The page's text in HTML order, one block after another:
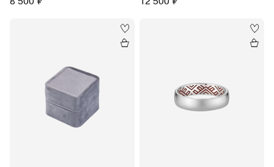
15.5 16.0 17.5
18.0
19.0 19.5 21.0 21.5